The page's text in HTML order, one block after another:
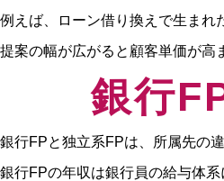
例えば、ローン借り換えで生まれ
提案の幅が広がると顧客単価が高
銀行
銀行FPと独立系FPは、所属先の
銀行FPの年収は銀行員の給与体